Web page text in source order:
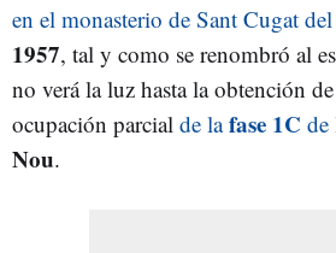
en el monasterio de Sant Cugat
1957, tal y como se renombró al
no verá la luz hasta la obtención
ocupación parcial de lafase 1C de
Nou.